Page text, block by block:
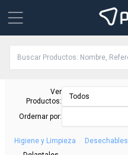
Ver
Productos:
Todos
Ordernar por:
Higiene y Limpieza Desechables